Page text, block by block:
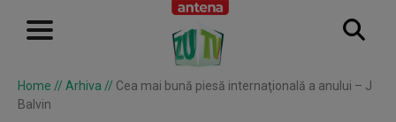
Home // Arhiva // Cea mai bună piesă internaţională a anului – J
Balvin